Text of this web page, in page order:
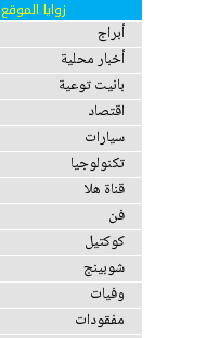
زوايا الموقع
أبراج
أخبار محلية
بانيت توعية
اقتصاد
سيارات
تكنولوجيا
قناة هلا
فن
كوكتيل
شوبينج
وفيات
مفقودات